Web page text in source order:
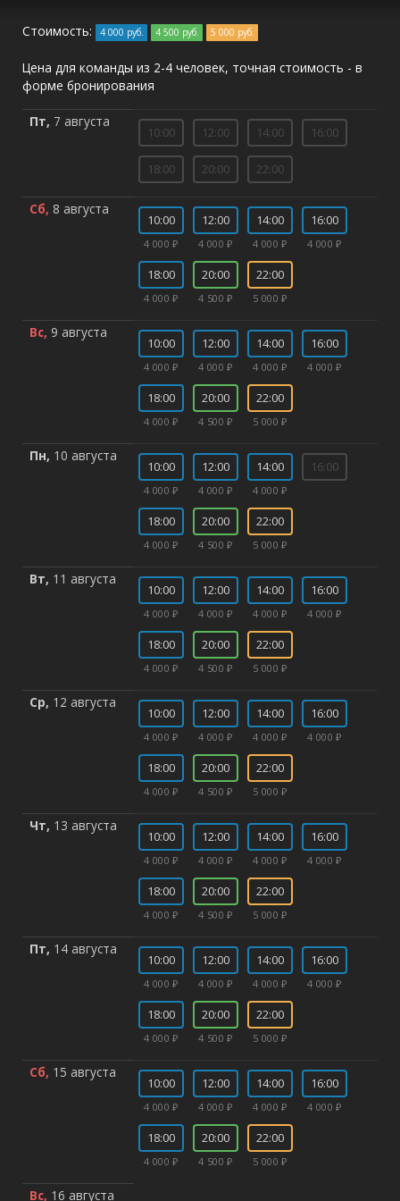
Стоимость: 4 000 руб. 4 500 руб. 5 000 руб.
Цена для команды из 2-4 человек, точная стоимость - в
форме бронирования
Пт, 7 августа
10:00 12:00 14:00 16:00
18:00 20:00 22:00
Сб, 8 августа
10:00
4 000 ₽
12:00
4 000 ₽
14:00
4 000 ₽
16:00
4 000 ₽
18:00
4 000 ₽
20:00
4 500 ₽
22:00
5 000 ₽
Вс, 9 августа
10:00
4 000 ₽
12:00
4 000 ₽
14:00
4 000 ₽
16:00
4 000 ₽
18:00
4 000 ₽
20:00
4 500 ₽
22:00
5 000 ₽
Пн, 10 августа
10:00
4 000 ₽
12:00
4 000 ₽
14:00
4 000 ₽
16:00
18:00
4 000 ₽
20:00
4 500 ₽
22:00
5 000 ₽
Вт, 11 августа
10:00
4 000 ₽
12:00
4 000 ₽
14:00
4 000 ₽
16:00
4 000 ₽
18:00
4 000 ₽
20:00
4 500 ₽
22:00
5 000 ₽
Ср, 12 августа
10:00
4 000 ₽
12:00
4 000 ₽
14:00
4 000 ₽
16:00
4 000 ₽
18:00
4 000 ₽
20:00
4 500 ₽
22:00
5 000 ₽
Чт, 13 августа
10:00
4 000 ₽
12:00
4 000 ₽
14:00
4 000 ₽
16:00
4 000 ₽
18:00
4 000 ₽
20:00
4 500 ₽
22:00
5 000 ₽
Пт, 14 августа
10:00
4 000 ₽
12:00
4 000 ₽
14:00
4 000 ₽
16:00
4 000 ₽
18:00
4 000 ₽
20:00
4 500 ₽
22:00
5 000 ₽
Сб, 15 августа
10:00
4 000 ₽
12:00
4 000 ₽
14:00
4 000 ₽
16:00
4 000 ₽
18:00
4 000 ₽
20:00
4 500 ₽
22:00
5 000 ₽
Вс, 16 августа